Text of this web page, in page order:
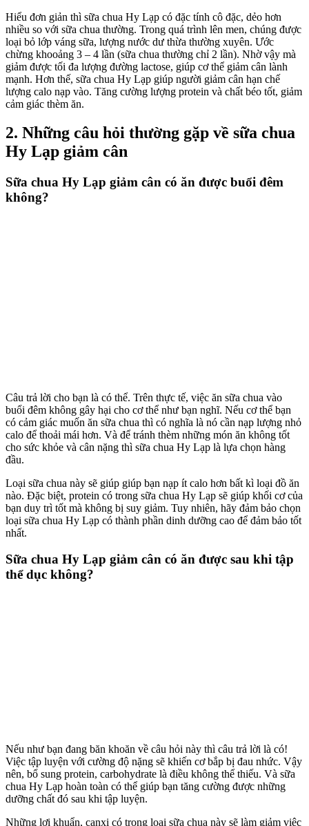
Hiểu đơn giản thì sữa chua Hy Lạp có đặc tính cô đặc, dẻo hơn
nhiều so với sữa chua thường. Trong quá trình lên men, chúng được
loại bỏ lớp váng sữa, lượng nước dư thừa thường xuyên. Ước
chừng khooảng 3 – 4 lần (sữa chua thường chỉ 2 lần). Nhờ vậy mà
giảm được tối đa lượng đường lactose, giúp cơ thể giảm cân lành
mạnh. Hơn thế, sữa chua Hy Lạp giúp người giảm cân hạn chế
lượng calo nạp vào. Tăng cường lượng protein và chất béo tốt, giảm
cảm giác thèm ăn.
2. Những câu hỏi thường gặp về sữa chua
Hy Lạp giảm cân
Sữa chua Hy Lạp giảm cân có ăn được buổi đêm
không?
Câu trả lời cho bạn là có thể. Trên thực tế, việc ăn sữa chua vào
buổi đêm không gây hại cho cơ thể như bạn nghĩ. Nếu cơ thể bạn
có cảm giác muốn ăn sữa chua thì có nghĩa là nó cần nạp lượng nhỏ
calo để thoải mái hơn. Và để tránh thèm những món ăn không tốt
cho sức khỏe và cân nặng thì sữa chua Hy Lạp là lựa chọn hàng
đầu.
Loại sữa chua này sẽ giúp giúp bạn nạp ít calo hơn bất kì loại đồ ăn
nào. Đặc biệt, protein có trong sữa chua Hy Lạp sẽ giúp khối cơ của
bạn duy trì tốt mà không bị suy giảm. Tuy nhiên, hãy đảm bảo chọn
loại sữa chua Hy Lạp có thành phần dinh dưỡng cao để đảm bảo tốt
nhất.
Sữa chua Hy Lạp giảm cân có ăn được sau khi tập
thể dục không?
Nếu như bạn đang băn khoăn về câu hỏi này thì câu trả lời là có!
Việc tập luyện với cường độ nặng sẽ khiến cơ bắp bị đau nhức. Vậy
nên, bổ sung protein, carbohydrate là điều không thể thiếu. Và sữa
chua Hy Lạp hoàn toàn có thể giúp bạn tăng cường được những
dưỡng chất đó sau khi tập luyện.
Những lợi khuẩn, canxi có trong loại sữa chua này sẽ làm giảm việc